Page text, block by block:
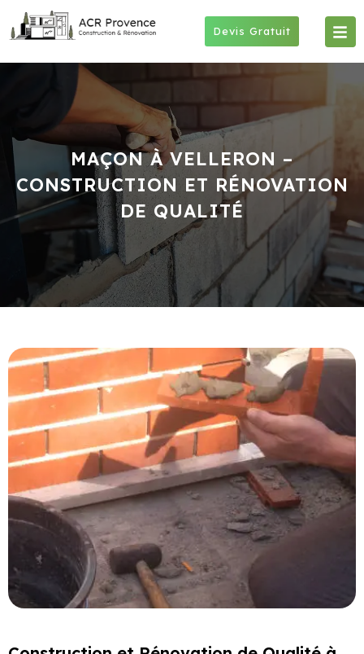
Devis Gratuit
MAÇON À VELLERON –
CONSTRUCTION ET RÉNOVATION
DE QUALITÉ